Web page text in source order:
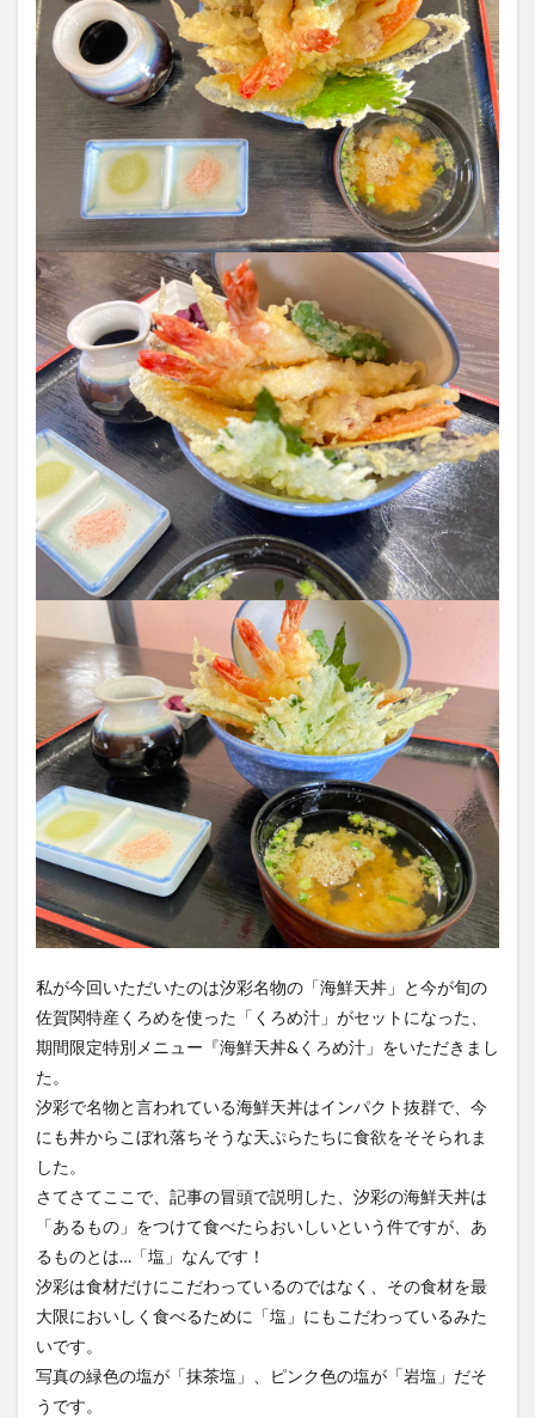
私が今回いただいたのは汐彩名物の「海鮮天丼」と今が旬の
佐賀関特産くろめを使った「くろめ汁」がセットになった、
期間限定特別メニュー『海鮮天丼&くろめ汁」をいただきまし
た。
汐彩で名物と言われている海鮮天丼はインパクト抜群で、今
にも丼からこぼれ落ちそうな天ぷらたちに食欲をそそられま
した。
さてさてここで、記事の冒頭で説明した、汐彩の海鮮天丼は
「あるもの」をつけて食べたらおいしいという件ですが、あ
るものとは…「塩」なんです！
汐彩は食材だけにこだわっているのではなく、その食材を最
大限においしく食べるために「塩」にもこだわっているみた
いです。
写真の緑色の塩が「抹茶塩」、ピンク色の塩が「岩塩」だそ
うです。